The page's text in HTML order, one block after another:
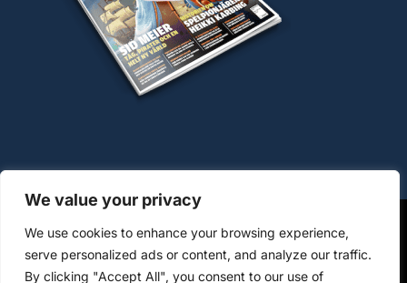
We value your privacy
We use cookies to enhance your browsing experience,
serve personalized ads or content, and analyze our traffic.
By clicking "Accept All", you consent to our use of
OM COOKIES
HANTERING AV PERSONUPPGIFTER
KÖPVILLKOR WWW.DATORMAGAZIN.SE